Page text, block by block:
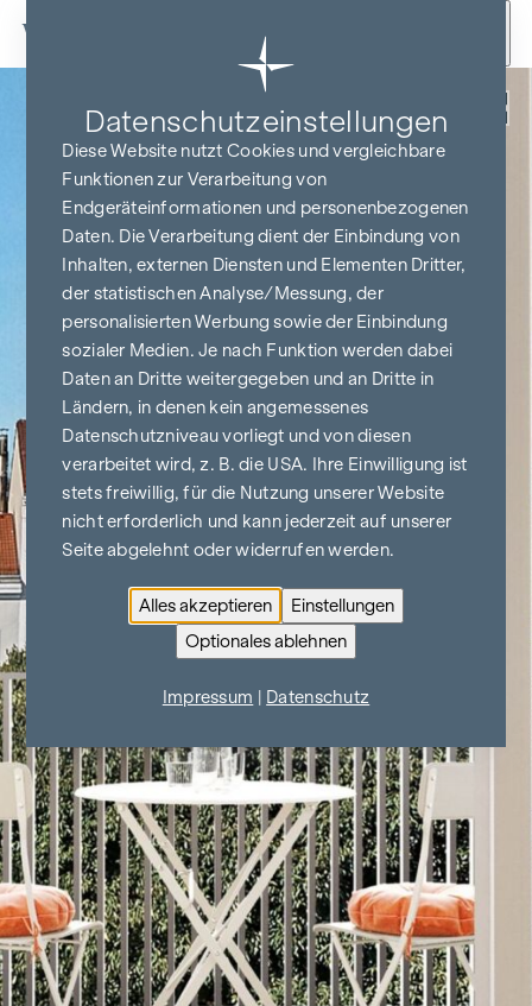
Zum Inhalt springen
Datenschutz­einstellungen
Diese Website nutzt Cookies und vergleichbare
Funktionen zur Verarbeitung von
Endgeräteinformationen und personenbezogenen
Daten. Die Verarbeitung dient der Einbindung von
Inhalten, externen Diensten und Elementen Dritter,
der statistischen Analyse/Messung, der
personalisierten Werbung sowie der Einbindung
sozialer Medien. Je nach Funktion werden dabei
Daten an Dritte weitergegeben und an Dritte in
Ländern, in denen kein angemessenes
Datenschutzniveau vorliegt und von diesen
verarbeitet wird, z. B. die USA. Ihre Einwilligung ist
stets freiwillig, für die Nutzung unserer Website
nicht erforderlich und kann jederzeit auf unserer
Seite abgelehnt oder widerrufen werden.
Alles akzeptieren
Einstellungen
Optionales ablehnen
Impressum Datenschutz